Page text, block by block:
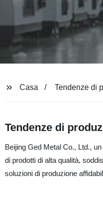
Casa Tendenze di
Tendenze di
Beijing Ged Metal Co., Ltd.,
di prodotti di alta qualità,
soluzioni di produzione